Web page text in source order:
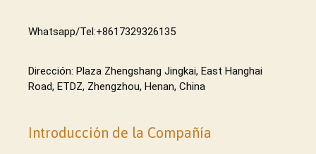
Whatsapp/Tel:+8617329326135
Dirección: Plaza Zhengshang Jingkai, East Hanghai
Road, ETDZ, Zhengzhou, Henan, China
Introducción de la Compañía